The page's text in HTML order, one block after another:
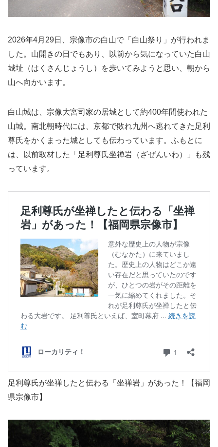
2026年4月29日、宗像市の白山で「白山祭り」が行われま
した。山開きの日でもあり、以前から気になっていた白山
城址（はくさんじょうし）を歩いてみようと思い、朝から
山へ向かいます。
白山城は、宗像大宮司家の居城として約400年間使われた
山城。南北朝時代には、京都で敗れ九州へ逃れてきた足利
尊氏をかくまった城としても伝わっています。ふもとに
は、以前取材した「足利尊氏坐禅岩（ざぜんいわ）」も残
っています。
足利尊氏が坐禅したと伝わる「坐禅岩」があった！【福岡
県宗像市】